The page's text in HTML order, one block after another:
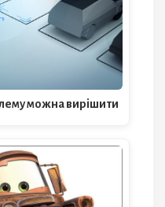
можна вирішити